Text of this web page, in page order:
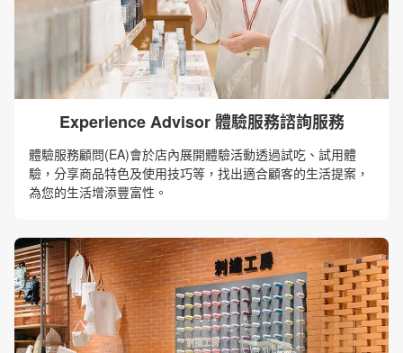
Experience Advisor 體驗服務諮詢服務
體驗服務顧問(EA)會於店內展開體驗活動透過試吃、試用體
驗，分享商品特色及使用技巧等，找出適合顧客的生活提案，
為您的生活增添豐富性。